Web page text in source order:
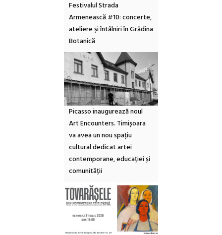
Festivalul Strada
Armenească #10: concerte,
ateliere și întâlniri în Grădina
Botanică
Picasso inaugurează noul
Art Encounters. Timișoara
va avea un nou spațiu
cultural dedicat artei
contemporane, educației și
comunității